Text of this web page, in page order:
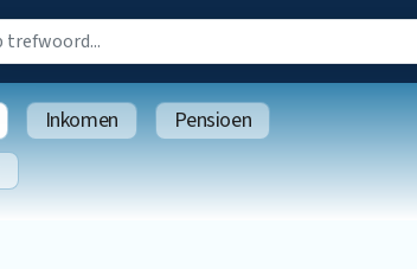
Inkomen
Pensioen